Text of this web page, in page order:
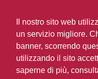
Il nostro sito web
un servizio migliore.
banner, scorrendo
utilizzando il sito
saperne di più,